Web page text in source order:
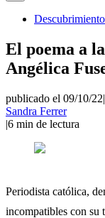
Descubrimiento
El poema a
Angélica
publicado el 09/10/22|
Sandra Ferrer
|6 min de lectura
Periodista católica,
incompatibles con su